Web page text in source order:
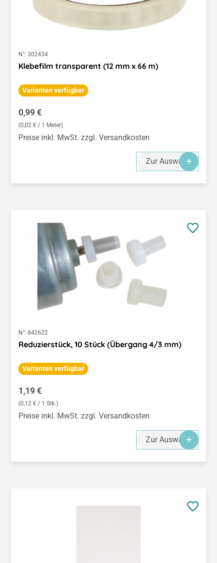
N°: 302434
Klebefilm transparent (12 mm x 66 m)
Varianten verfügbar
Regulärer Preis:
0,99 €
(0,02 € / 1 Meter)
Preise inkl. MwSt. zzgl. Versandkosten
Zur Auswahl
N°: 842622
Reduzierstück, 10 Stück (Übergang 4/3 mm)
Varianten verfügbar
Regulärer Preis:
1,19 €
(0,12 € / 1 Stk.)
Preise inkl. MwSt. zzgl. Versandkosten
Zur Auswahl